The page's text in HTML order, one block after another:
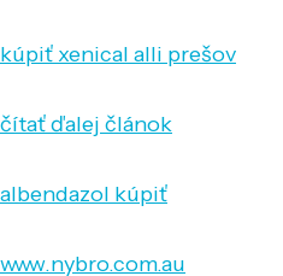
kúpiť xenical alli prešov
čítať ďalej článok
albendazol kúpiť
www.nybro.com.au